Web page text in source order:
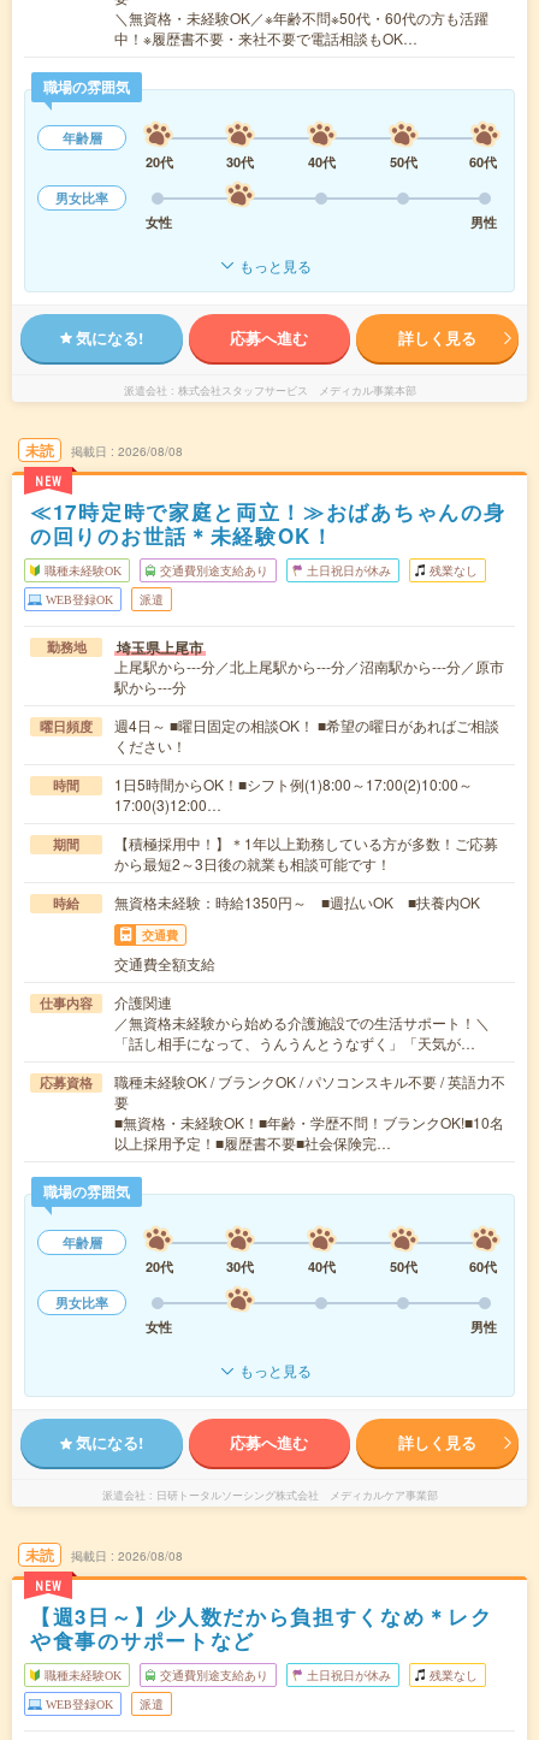
＼無資格・未経験OK／※年齢不問※50代・60代の方も活躍
中！※履歴書不要・来社不要で電話相談もOK…
職場の雰囲気
年齢層
20代
30代 40代 50代
60代
男女比率
女性
男性
もっと見る
気になる! 応募へ進む 詳しく見る
派遣会社 株式会社スタッフサービス メディカル事業本部
未読
NEW
掲載日 2026/08/08
≪17時定時で家庭と両立！≫おばあちゃんの身
の回りのお世話＊未経験OK！
職種未経験OK 交通費別途支給あり 土日祝日が休み 残業なし
WEB登録OK 派遣
勤務地 埼玉県上尾市
上尾駅から---分／北上尾駅から---分／沼南駅から---分／原市
駅から---分
曜日頻度
週4日～ ■曜日固定の相談OK！ ■希望の曜日があればご相談
ください！
時間
1日5時間からOK！■シフト例(1)8:00～17:00(2)10:00～
17:00(3)12:00…
期間
【積極採用中！】＊1年以上勤務している方が多数！ご応募
から最短2～3日後の就業も相談可能です！
時給 無資格未経験：時給1350円～ ■週払いOK ■扶養内OK
交通費
交通費全額支給
仕事内容
介護関連
／無資格未経験から始める介護施設での生活サポート！＼
「話し相手になって、うんうんとうなずく」「天気が…
応募資格
職種未経験OK / ブランクOK / パソコンスキル不要 / 英語力不
要
■無資格・未経験OK！■年齢・学歴不問！ブランクOK!■10名
以上採用予定！■履歴書不要■社会保険完…
職場の雰囲気
年齢層
20代
30代 40代 50代
60代
男女比率
女性
男性
もっと見る
気になる! 応募へ進む 詳しく見る
派遣会社 日研トータルソーシング株式会社 メディカルケア事業部
未読
NEW
掲載日 2026/08/08
【週3日～】少人数だから負担すくなめ＊レク
や食事のサポートなど
職種未経験OK 交通費別途支給あり 土日祝日が休み 残業なし
WEB登録OK 派遣